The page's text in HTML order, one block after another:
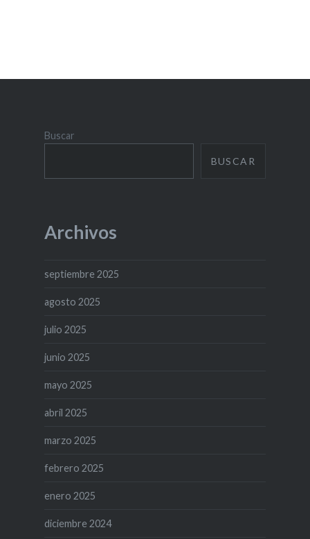
Buscar
BUSCAR
Archivos
septiembre 2025
agosto 2025
julio 2025
junio 2025
mayo 2025
abril 2025
marzo 2025
febrero 2025
enero 2025
diciembre 2024